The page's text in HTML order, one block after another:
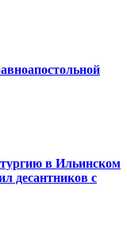
в Ильинском
десантников с